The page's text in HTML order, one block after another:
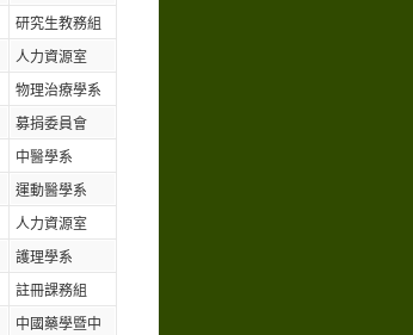
研究生教務組
人力資源室
物理治療學系
募捐委員會
中醫學系
運動醫學系
人力資源室
護理學系
註冊課務組
中國藥學暨中